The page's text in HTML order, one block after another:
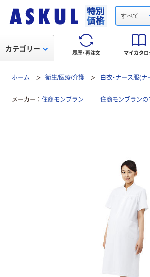
すべて
履歴・再注文 マイカタロ
カテゴリー
ホーム 衛生/医療/介護 白衣・ナース服(
メーカー 住商モンブラン 住商モンブランの